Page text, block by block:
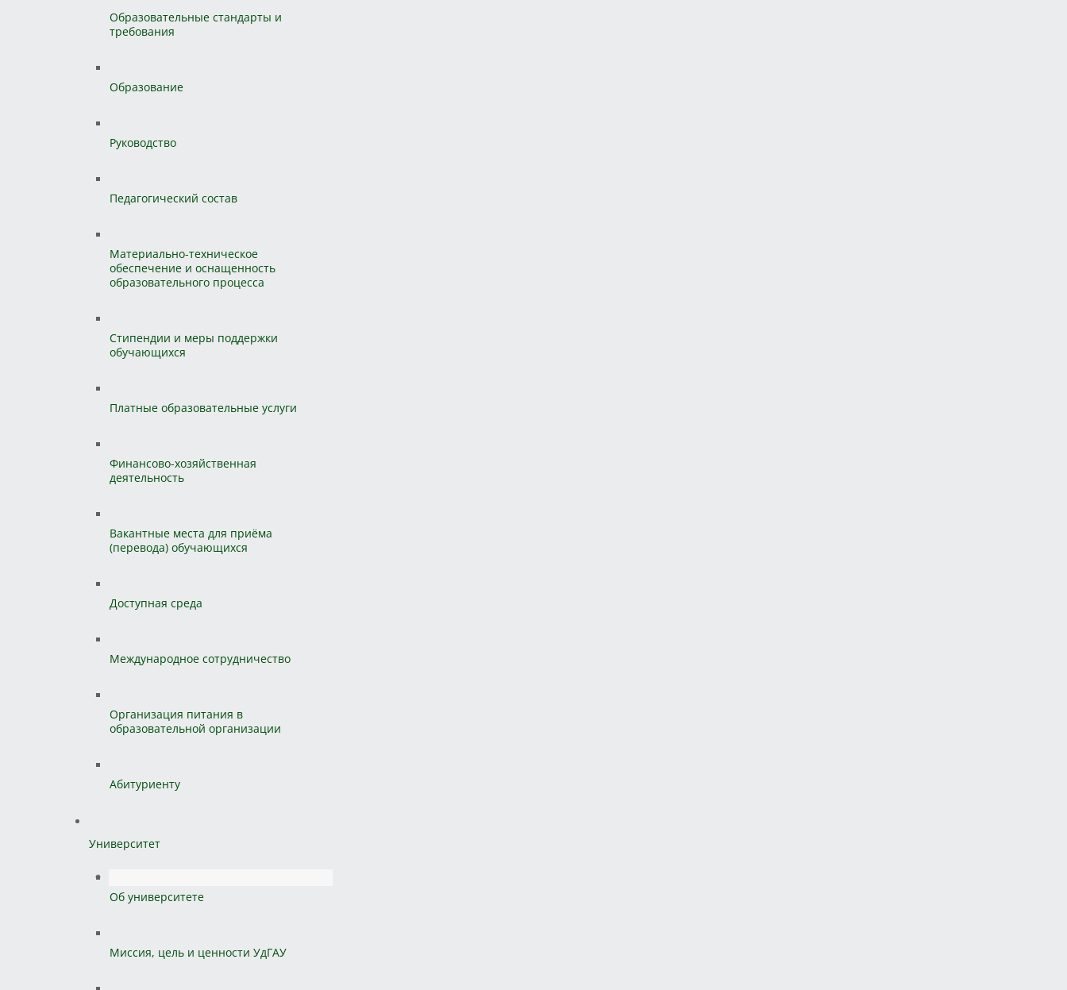
Образовательные стандарты и
требования
Образование
Руководство
Педагогический состав
Материально-техническое
обеспечение и оснащенность
образовательного процесса
Стипендии и меры поддержки
обучающихся
Платные образовательные услуги
Финансово-хозяйственная
деятельность
Вакантные места для приёма
(перевода) обучающихся
Доступная среда
Международное сотрудничество
Организация питания в
образовательной организации
Абитуриенту
Университет
Об университете
Миссия, цель и ценности УдГАУ